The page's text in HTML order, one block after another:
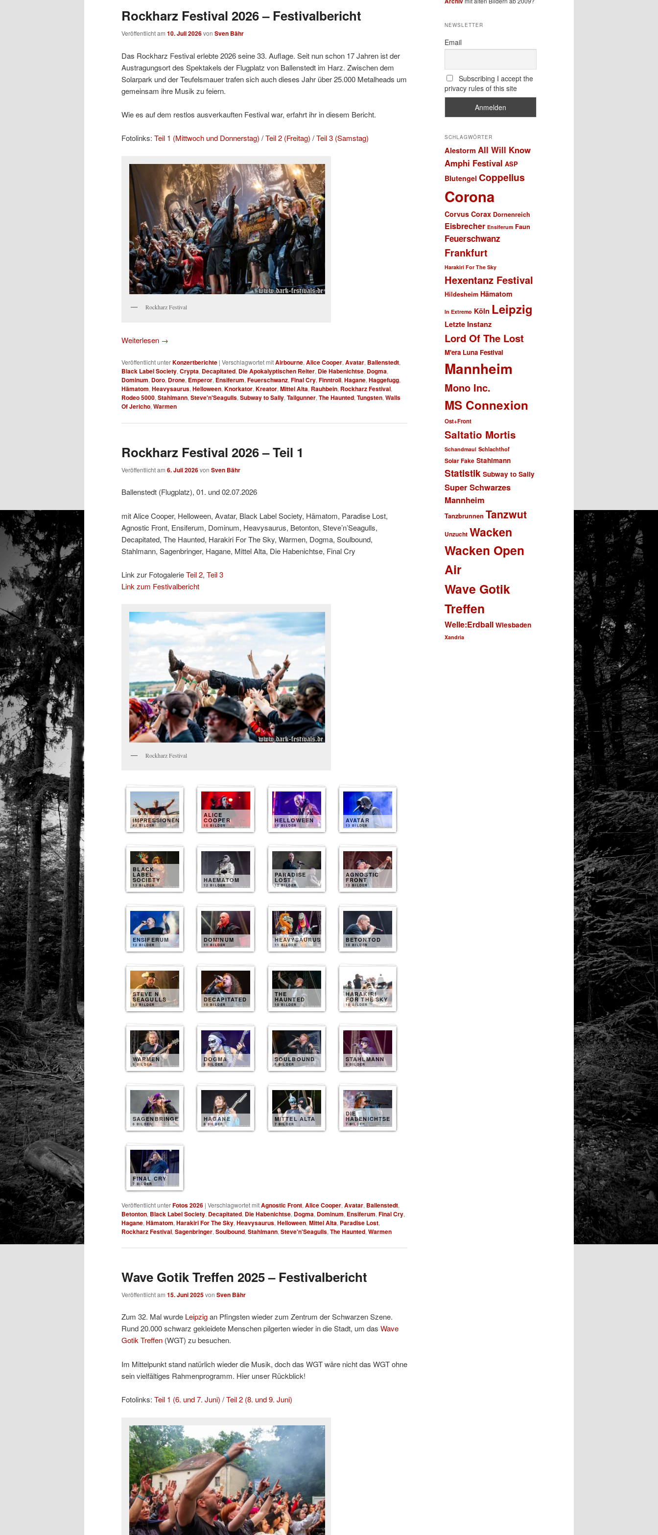
Rockharz Festival 2026 – Festivalbericht
Veröffentlicht am 10. Juli 2026von Sven Bähr
Das Rockharz Festival erlebte 2026 seine 33. Auflage. Seit nun schon 17 Jahren ist der
Austragungsort des Spektakels der Flugplatz von Ballenstedt im Harz. Zwischen dem
Solarpark und der Teufelsmauer trafen sich auch dieses Jahr über 25.000 Metalheads um
gemeinsam ihre Musik zu feiern.
Wie es auf dem restlos ausverkauften Festival war, erfahrt ihr in diesem Bericht.
Fotolinks: Teil 1 (Mittwoch und Donnerstag) /Teil 2 (Freitag) /Teil 3 (Samstag)
Rockharz Festival
Weiterlesen →
Veröffentlicht unterKonzertberichte | Verschlagwortet mitAirbourne, Alice Cooper, Avatar, Ballenstedt,
Black Label Society, Crypta, Decapitated, Die Apokalyptischen Reiter, Die Habenichtse, Dogma,
Dominum, Doro, Drone, Emperor, Ensiferum, Feuerschwanz, Final Cry, Finntroll, Hagane, Haggefugg,
Hämatom, Heavysaurus, Helloween, Knorkator, Kreator, Mittel Alta, Rauhbein, Rockharz Festival,
Rodeo 5000, Stahlmann, Steve'n'Seagulls, Subway to Sally, Tailgunner, The Haunted, Tungsten, Walls
Of Jericho, Warmen
Rockharz Festival 2026 – Teil 1
Veröffentlicht am 6. Juli 2026von Sven Bähr
Ballenstedt (Flugplatz), 01. und 02.07.2026
mit Alice Cooper, Helloween, Avatar, Black Label Society, Hämatom, Paradise Lost,
Agnostic Front, Ensiferum, Dominum, Heavysaurus, Betonton, Steve’n’Seagulls,
Decapitated, The Haunted, Harakiri For The Sky, Warmen, Dogma, Soulbound,
Stahlmann, Sagenbringer, Hagane, Mittel Alta, Die Habenichtse, Final Cry
Link zur FotogalerieTeil 2, Teil 3
Link zum Festivalbericht
Rockharz Festival
IMPRESSIONEN
40 BILDER
ALICE
COOPER
15 BILDER
HELLOWEEN
15 BILDER
AVATAR
13 BILDER
BLACK
LABEL
SOCIETY
13 BILDER
HAEMATOM
12 BILDER
PARADISE
LOST
12 BILDER
AGNOSTIC
FRONT
12 BILDER
ENSIFERUM
12 BILDER
DOMINUM
11 BILDER
HEAVYSAURUS
11 BILDER
BETONTOD
10 BILDER
STEVE N
SEAGULLS
10 BILDER
DECAPITATED
10 BILDER
THE
HAUNTED
10 BILDER
HARAKIRI
FOR THE SKY
10 BILDER
WARMEN
9 BILDER
DOGMA
9 BILDER
SOULBOUND
9 BILDER
STAHLMANN
9 BILDER
SAGENBRINGER
8 BILDER
HAGANE
8 BILDER
MITTEL ALTA
7 BILDER
DIE
HABENICHTSE
7 BILDER
FINAL CRY
7 BILDER
Veröffentlicht unterFotos 2026 | Verschlagwortet mitAgnostic Front, Alice Cooper, Avatar, Ballenstedt,
Betonton, Black Label Society, Decapitated, Die Habenichtse, Dogma, Dominum, Ensiferum, Final Cry,
Hagane, Hämatom, Harakiri For The Sky, Heavysaurus, Helloween, Mittel Alta, Paradise Lost,
Rockharz Festival, Sagenbringer, Soulbound, Stahlmann, Steve'n'Seagulls, The Haunted, Warmen
Wave Gotik Treffen 2025 – Festivalbericht
Veröffentlicht am 15. Juni 2025von Sven Bähr
Zum 32. Mal wurde Leipzigan Pfingsten wieder zum Zentrum der Schwarzen Szene.
Rund 20.000 schwarz gekleidete Menschen pilgerten wieder in die Stadt, um das Wave
Gotik Treffen (WGT) zu besuchen.
Im Mittelpunkt stand natürlich wieder die Musik, doch das WGT wäre nicht das WGT ohne
sein vielfältiges Rahmenprogramm. Hier unser Rückblick!
Fotolinks: Teil 1 (6. und 7. Juni) /Teil 2 (8. und 9. Juni)
NEWSLETTER
Email
Subscribing I accept the
privacy rules of this site
SCHLAGWÖRTER
Alestorm All Will Know
Amphi Festival ASP
Blutengel Coppelius
Corona
Corvus Corax Dornenreich
Eisbrecher Ensiferum Faun
Feuerschwanz
Frankfurt
Harakiri For The Sky
Hexentanz Festival
Hildesheim Hämatom
In Extremo Köln Leipzig
Letzte Instanz
Lord Of The Lost
M'era Luna Festival
Mannheim
Mono Inc.
MS Connexion
Ost+Front
Saltatio Mortis
Schandmaul Schlachthof
Solar Fake Stahlmann
Statistik Subway to Sally
Super Schwarzes
Mannheim
Tanzbrunnen Tanzwut
Unzucht Wacken
Wacken Open
Air
Wave Gotik
Treffen
Welle:Erdball Wiesbaden
Xandria